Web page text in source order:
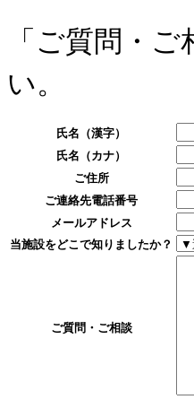
「ご質問・
い。
氏名（漢字）
氏名（カナ）
ご住所
ご連絡先電話番号
メールアドレス
当施設をどこで知りましたか？
ご質問・ご相談